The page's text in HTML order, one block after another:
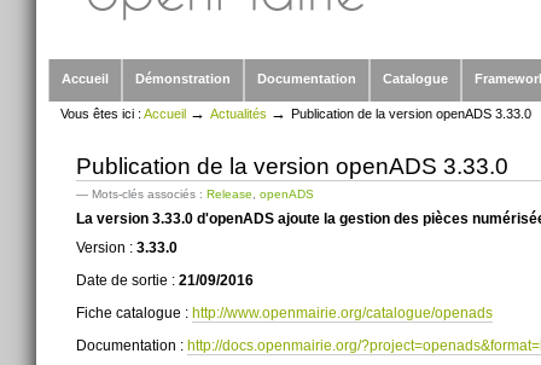
Accueil
Démonstration Documentation Catalogue
Vous êtes ici : Accueil → Actualités → Publication de la version openADS 3.33.0
Publication de la version openADS 3.33.0
— Mots-clés associés : Release,openADS
La version 3.33.0 d'openADS ajoute la gestion des pièces
Version :3.33.0
Date de sortie :21/09/2016
Fiche catalogue :http://www.openmairie.org/catalogue/openads
Documentation :http://docs.openmairie.org/